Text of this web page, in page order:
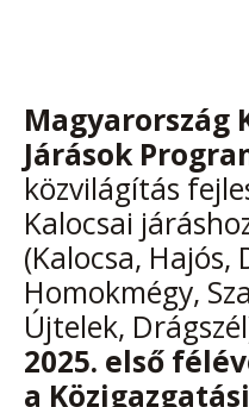
Magyarország
Járások
közvilágítás
Kalocsai
(Kalocsa, Hajós,
Homokmégy,
Újtelek,
2025. első
a